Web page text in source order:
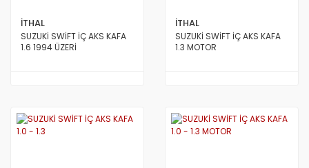
İTHAL
SUZUKİ SWİFT İÇ AKS KAFA
1.6 1994 ÜZERİ
İTHAL
SUZUKİ SWİFT İÇ AKS KAFA
1.3 MOTOR